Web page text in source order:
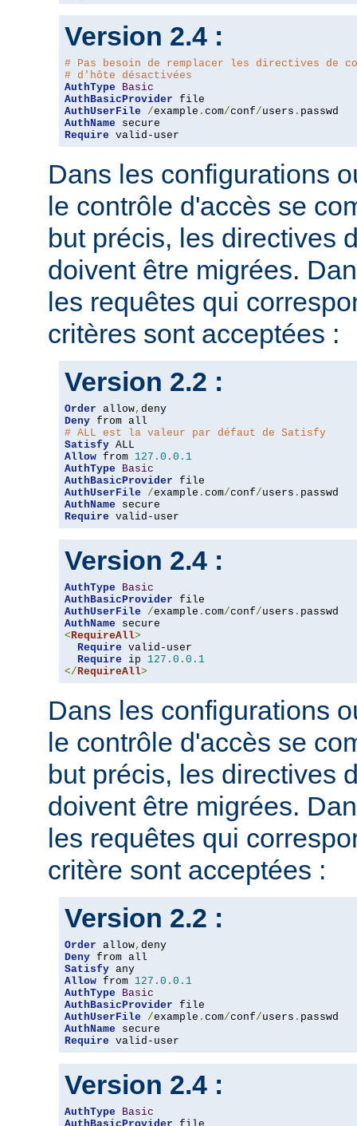
Version 2.4 :
# Pas besoin de remplacer les directives de
# d'hôte désactivées
AuthType
Basic
AuthBasicProvider
AuthUserFile
/example . com/conf/users .
AuthName
Require valid-user
Dans les configurations
le contrôle d'accès se
but précis, les directives
doivent être migrées.
les requêtes qui
critères sont acceptées :
Version 2.2 :
Order allow,
Deny
# ALL est la valeur par défaut de Satisfy
Satisfy
Allow from 127.0 . 0.1
AuthType
Basic
AuthBasicProvider
AuthUserFile
/example . com/conf/users .
AuthName
Require valid-user
Version 2.4 :
AuthType
Basic
AuthBasicProvider
AuthUserFile
/example . com/conf/users .
AuthName
<RequireAll>
Require valid-user
Require ip 127.0 . 0.1
</RequireAll>
Dans les configurations
le contrôle d'accès se
but précis, les directives
doivent être migrées.
les requêtes qui
critère sont acceptées :
Version 2.2 :
Order allow,
Deny
Satisfy
Allow from 127.0 . 0.1
AuthType
Basic
AuthBasicProvider
AuthUserFile
/example . com/conf/users .
AuthName
Require valid-user
Version 2.4 :
AuthType
Basic